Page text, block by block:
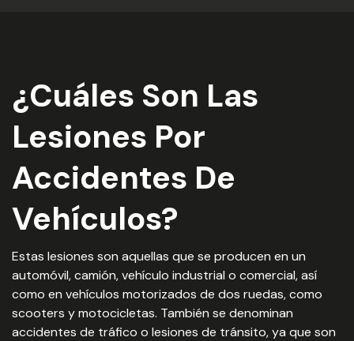
¿Cuáles Son Las
Lesiones Por
Accidentes De
Vehículos?
Estas lesiones son aquellas que se producen en un
automóvil, camión, vehículo industrial o comercial, así
como en vehículos motorizados de dos ruedas, como
scooters y motocicletas. También se denominan
accidentes de tráfico o lesiones de tránsito, ya que son